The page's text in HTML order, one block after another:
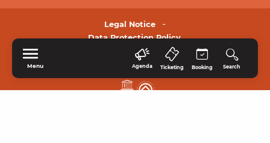
Menu Agenda Ticketing Booking Search
Legal Notice
Data Protection Policy.